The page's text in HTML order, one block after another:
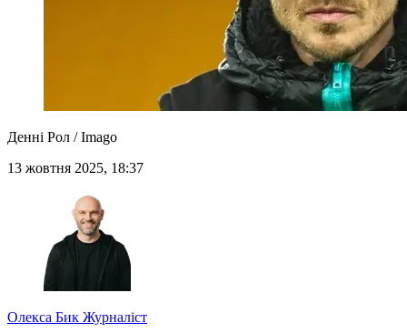
Денні Рол / Imago
13 жовтня 2025, 18:37
Олекса Бик Журналіст